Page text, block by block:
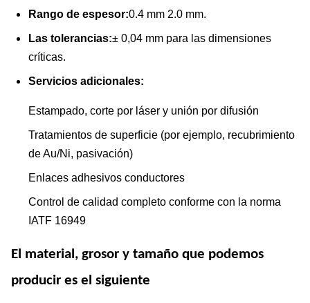
Rango de espesor:0.4 mm 2.0 mm.
Las tolerancias:± 0,04 mm para las dimensiones
críticas.
Servicios adicionales:
Estampado, corte por láser y unión por difusión
Tratamientos de superficie (por ejemplo, recubrimiento
de Au/Ni, pasivación)
Enlaces adhesivos conductores
Control de calidad completo conforme con la norma
IATF 16949
El material, grosor y tamaño que podemos
producir es el siguiente